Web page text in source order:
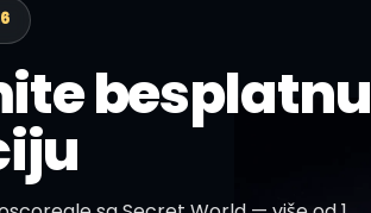
besplatnu